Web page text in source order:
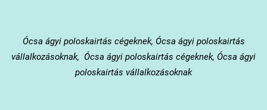
Ócsa ágyi poloskairtás cégeknek, Ócsa ágyi poloskairtás
vállalkozásoknak, Ócsa ágyi poloskairtás cégeknek, Ócsa ágyi
poloskairtás vállalkozásoknak